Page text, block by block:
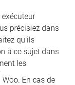
exécuteur
précisiez dans
qu’ils
à ce sujet dans
les
Woo. En cas de